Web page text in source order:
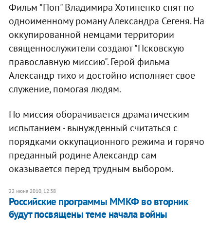
Фильм "Поп" Владимира Хотиненко снят по
одноименному роману Александра Сегеня. На
оккупированной немцами территории
священнослужители создают "Псковскую
православную миссию". Герой фильма
Александр тихо и достойно исполняет свое
служение, помогая людям.
Но миссия оборачивается драматическим
испытанием - вынужденный считаться с
порядками оккупационного режима и горячо
преданный родине Александр сам
оказывается перед трудным выбором.
22 июня 2010, 12:38
Российские программы ММКФ во вторник
будут посвящены теме начала войны